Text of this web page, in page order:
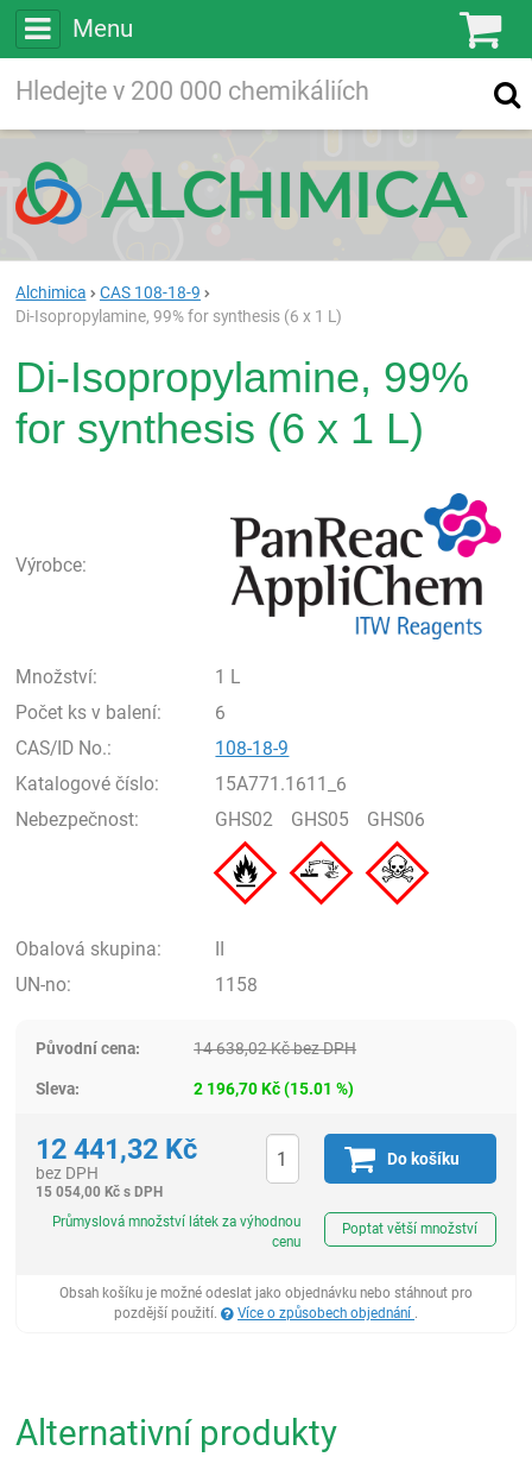
Menu
Vyhledávání
Alchimica
CAS 108-18-9
Di-Isopropylamine, 99% for synthesis (6 x 1 L)
Di-Isopropylamine, 99%
for synthesis (6 x 1 L)
Výrobce:
Množství:
1 L
Počet ks v balení:
6
CAS/ID No.:
108-18-9
Katalogové číslo:
15A771.1611_6
Nebezpečnost:
GHS02 GHS05 GHS06
Obalová skupina:
II
UN-no:
1158
Původní cena: 14 638,02Kčbez DPH
Sleva: 2 196,70Kč(15.01 %)
12 441,32 Kč
bez DPH
15 054,00 Kč s DPH
Do košíku
Průmyslová množství látek za výhodnou
cenu
Poptat větší množství
Obsah košíku je možné odeslat jako objednávku nebo stáhnout pro
pozdější použití.
Více o způsobech objednání
Alternativní produkty